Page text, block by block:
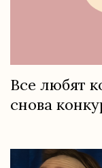
Все любят
снова